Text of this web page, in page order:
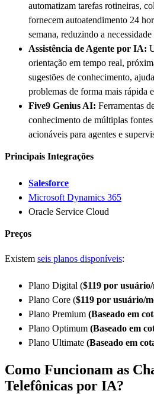
automatizam tarefas rotineiras,
fornecem autoatendimento 24
semana, reduzindo a
Assistência de Agente por IA:
orientação em tempo real,
sugestões de conhecimento,
problemas de forma mais rápida
Five9 Genius AI: Ferramentas
conhecimento de múltiplas
acionáveis para agentes e
Principais Integrações
Salesforce
Microsoft Dynamics 365
Oracle Service Cloud
Preços
Existem seis planos disponíveis:
Plano Digital ($119 por usuário/
Plano Core ($119 por usuário/
Plano Premium (Baseado em
Plano Optimum (Baseado em
Plano Ultimate (Baseado em
Como Funcionam as
Telefônicas por IA?